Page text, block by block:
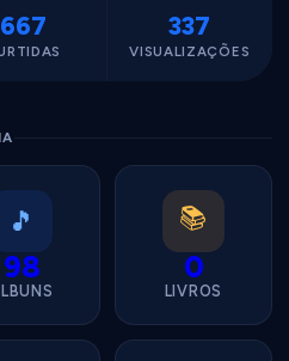
667 337
VISUALIZAÇÕES
🎵
98
📚
0
LIVROS